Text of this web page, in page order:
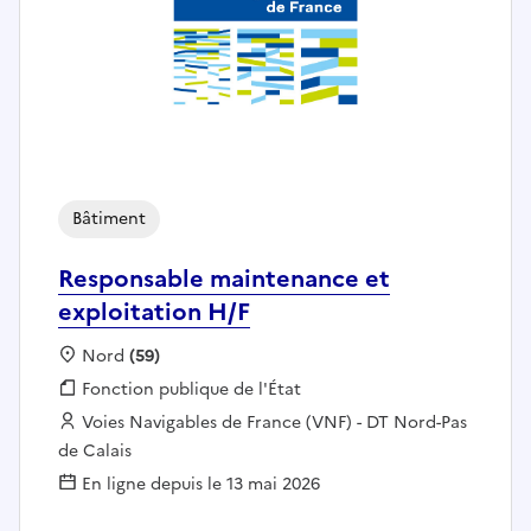
Responsable maintenance et
exploitation H/F
Bâtiment
Localisation :
Nord (59)
Fonction publique :
Fonction publique de l'État
Employeur :
Voies Navigables de France (VNF) - DT Nord-Pas
de Calais
En ligne depuis le 13 mai 2026